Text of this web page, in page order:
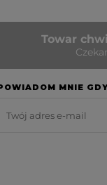
Towar
MNIE